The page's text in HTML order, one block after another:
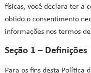
físicas, você declara ter a
obtido o consentimento
informações nos termos
Seção 1 – Definições
Para os fins desta Política